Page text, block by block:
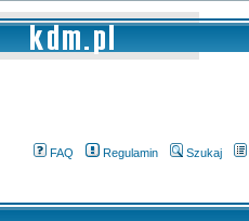
FAQ Regulamin Szukaj